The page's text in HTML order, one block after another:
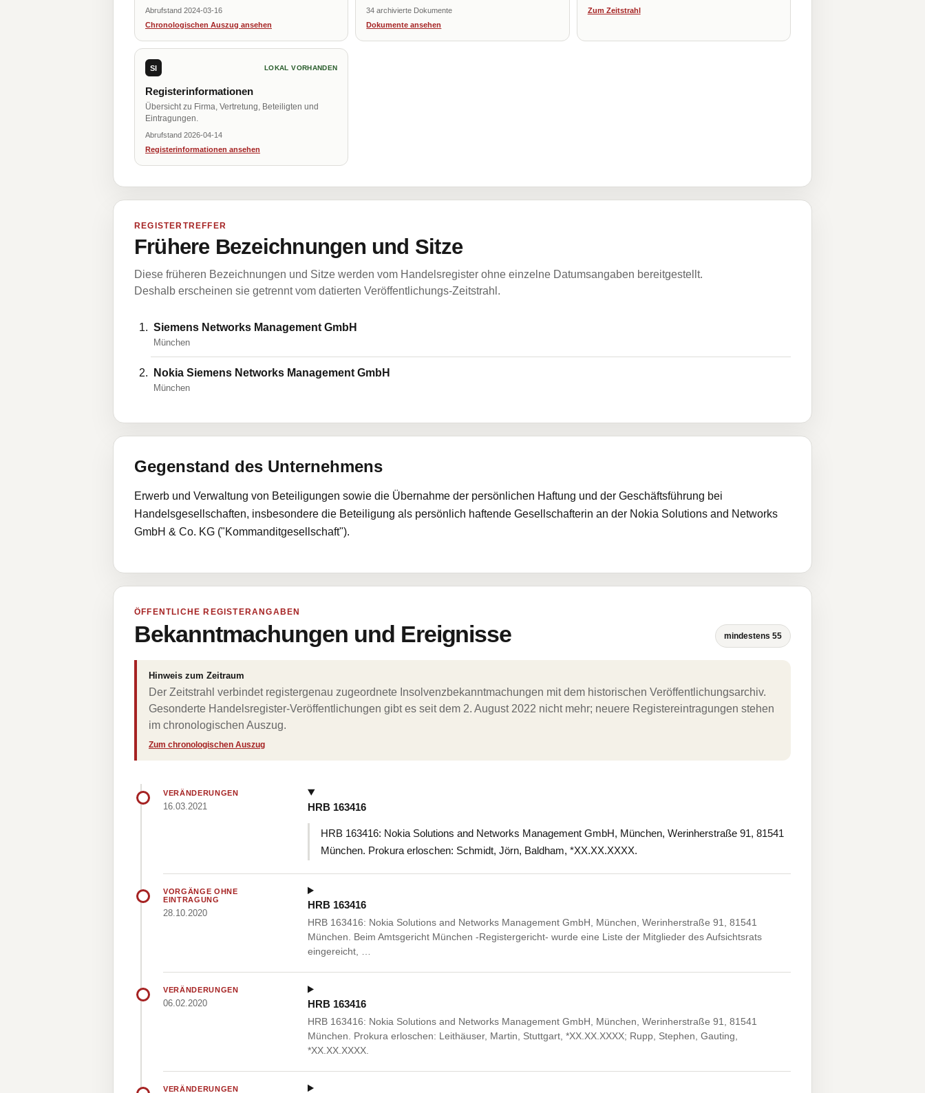
Abrufstand 2024-03-16
Chronologischen Auszug ansehen
34 archivierte Dokumente
Dokumente ansehen
Zum Zeitstrahl
SI LOKAL VORHANDEN
Registerinformationen
Übersicht zu Firma, Vertretung, Beteiligten und
Eintragungen.
Abrufstand 2026-04-14
Registerinformationen ansehen
REGISTERTREFFER
Frühere Bezeichnungen und Sitze
Diese früheren Bezeichnungen und Sitze werden vom Handelsregister ohne einzelne Datumsangaben bereitgestellt.
Deshalb erscheinen sie getrennt vom datierten Veröffentlichungs-Zeitstrahl.
Siemens Networks Management GmbH
München
Nokia Siemens Networks Management GmbH
München
Gegenstand des Unternehmens
Erwerb und Verwaltung von Beteiligungen sowie die Übernahme der persönlichen Haftung und der Geschäftsführung bei
Handelsgesellschaften, insbesondere die Beteiligung als persönlich haftende Gesellschafterin an der Nokia Solutions and Networks
GmbH & Co. KG ("Kommanditgesellschaft").
ÖFFENTLICHE REGISTERANGABEN
Bekanntmachungen und Ereignisse mindestens 55
Hinweis zum Zeitraum
Der Zeitstrahl verbindet registergenau zugeordnete Insolvenzbekanntmachungen mit dem historischen Veröffentlichungsarchiv.
Gesonderte Handelsregister-Veröffentlichungen gibt es seit dem 2. August 2022 nicht mehr; neuere Registereintragungen stehen
im chronologischen Auszug.
Zum chronologischen Auszug
VERÄNDERUNGEN
16.03.2021 HRB 163416
HRB 163416: Nokia Solutions and Networks Management GmbH, München, Werinherstraße 91, 81541
München. Prokura erloschen: Schmidt, Jörn, Baldham, *XX.XX.XXXX.
VORGÄNGE OHNE
EINTRAGUNG
28.10.2020
HRB 163416
HRB 163416: Nokia Solutions and Networks Management GmbH, München, Werinherstraße 91, 81541
München. Beim Amtsgericht München -Registergericht- wurde eine Liste der Mitglieder des Aufsichtsrats
eingereicht, …
VERÄNDERUNGEN
06.02.2020 HRB 163416
HRB 163416: Nokia Solutions and Networks Management GmbH, München, Werinherstraße 91, 81541
München. Prokura erloschen: Leithäuser, Martin, Stuttgart, *XX.XX.XXXX; Rupp, Stephen, Gauting,
*XX.XX.XXXX.
VERÄNDERUNGEN